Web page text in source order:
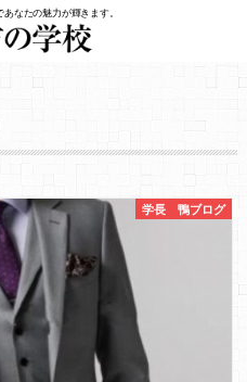
なたの魅力が輝きます。
学長 鴨ブログ